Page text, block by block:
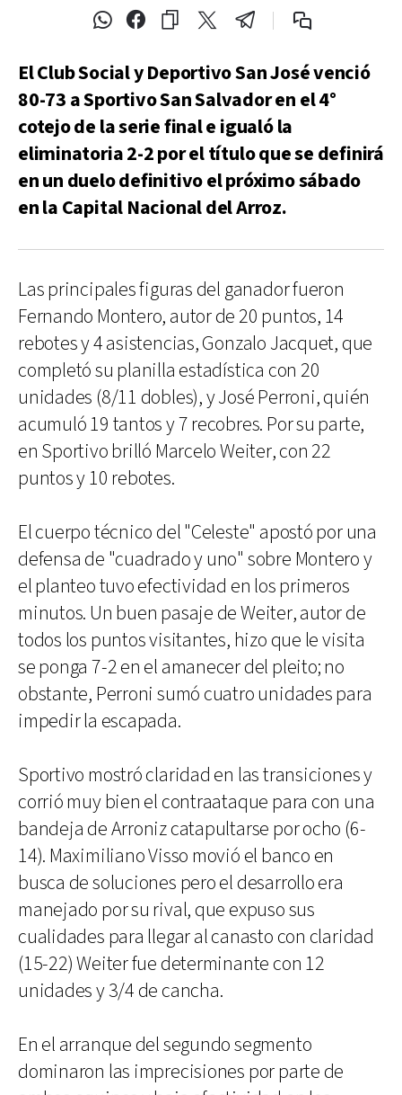
El Club Social y Deportivo San José venció
80-73 a Sportivo San Salvador en el 4°
cotejo de la serie final e igualó la
eliminatoria 2-2 por el título que se definirá
en un duelo definitivo el próximo sábado
en la Capital Nacional del Arroz.
Las principales figuras del ganador fueron
Fernando Montero, autor de 20 puntos, 14
rebotes y 4 asistencias, Gonzalo Jacquet, que
completó su planilla estadística con 20
unidades (8/11 dobles), y José Perroni, quién
acumuló 19 tantos y 7 recobres. Por su parte,
en Sportivo brilló Marcelo Weiter, con 22
puntos y 10 rebotes.
El cuerpo técnico del "Celeste" apostó por una
defensa de "cuadrado y uno" sobre Montero y
el planteo tuvo efectividad en los primeros
minutos. Un buen pasaje de Weiter, autor de
todos los puntos visitantes, hizo que le visita
se ponga 7-2 en el amanecer del pleito; no
obstante, Perroni sumó cuatro unidades para
impedir la escapada.
Sportivo mostró claridad en las transiciones y
corrió muy bien el contraataque para con una
bandeja de Arroniz catapultarse por ocho (6-
14). Maximiliano Visso movió el banco en
busca de soluciones pero el desarrollo era
manejado por su rival, que expuso sus
cualidades para llegar al canasto con claridad
(15-22) Weiter fue determinante con 12
unidades y 3/4 de cancha.
En el arranque del segundo segmento
dominaron las imprecisiones por parte de